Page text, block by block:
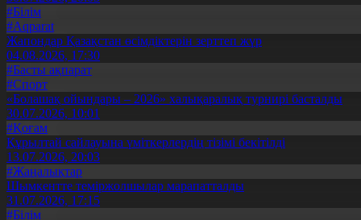
#Білім
#Aqparat
Жапондар Қазақстан өсімдіктерін зерттеп жүр
04.08.2026, 17:30
#Басты ақпарат
#Спорт
«Болашақ ойындары – 2026» халықаралық турнирі басталды
30.07.2026, 10:01
#Қоғам
Құрылтай сайлауына үміткерлердің тізімі бекітілді
13.07.2026, 20:03
#Жаңалықтар
Шымкентте теміржолшылар марапатталды
31.07.2026, 17:15
#Білім